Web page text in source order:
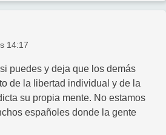
14:17
puedes y deja que los demás
de la libertad individual y de la
su propia mente. No estamos
españoles donde la gente